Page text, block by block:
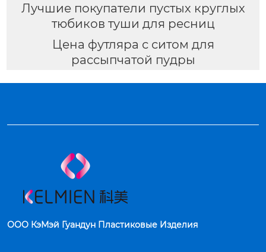
Лучшие покупатели пустых круглых
тюбиков туши для ресниц
Цена футляра с ситом для
рассыпчатой пудры
ООО КэМэй Гуандун Пластиковые Изделия